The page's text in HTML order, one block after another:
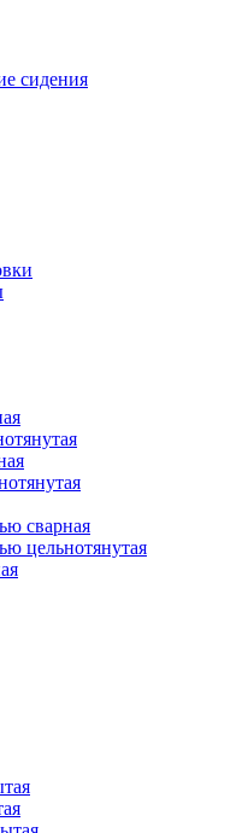
сидения
сварная
цельнотянутая